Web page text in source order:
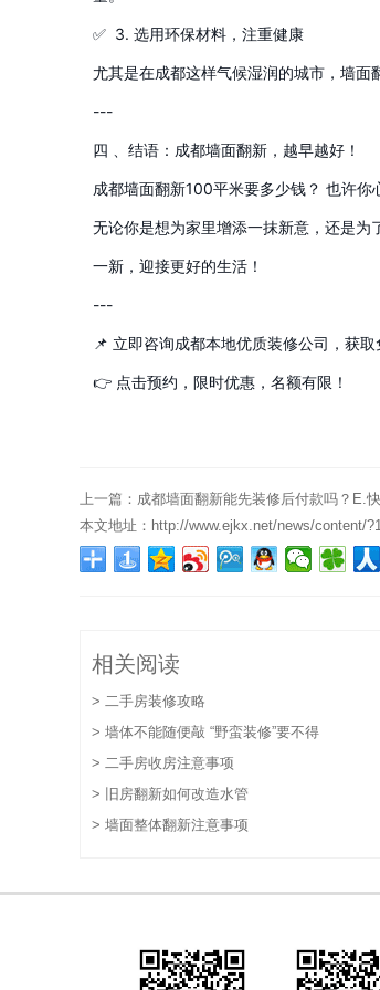
✅ 3. 选用环保材料，注重健康
尤其是在成都这样气候湿润的城市，墙面
---
四 、结语：成都墙面翻新，越早越好！
成都墙面翻新100平米要多少钱？ 也许你
无论你是想为家里增添一抹新意，还是
一新，迎接更好的生活！
---
📌 立即咨询成都本地优质装修公司，获
👉 点击预约，限时优惠，名额有限！
上一篇： 成都墙面翻新能先装修后付款吗？E.
效、无忧的墙面翻新解决方案
本文地址： http://www.ejkx.net/news/content/
相关阅读
> 二手房装修攻略
> 墙体不能随便敲 “野蛮装修”要不得
> 二手房收房注意事项
> 旧房翻新如何改造水管
> 墙面整体翻新注意事项